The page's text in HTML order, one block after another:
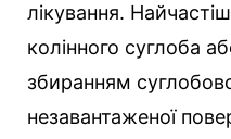
лікування.
колінного суглоба
збиранням
незавантаженої